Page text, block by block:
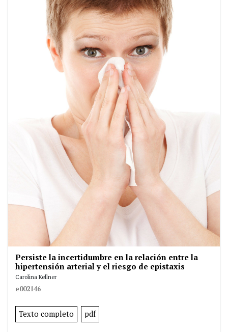
Persiste la incertidumbre en la relación entre la
hipertensión arterial y el riesgo de epistaxis
Carolina Kellner
e002146
Texto completo pdf